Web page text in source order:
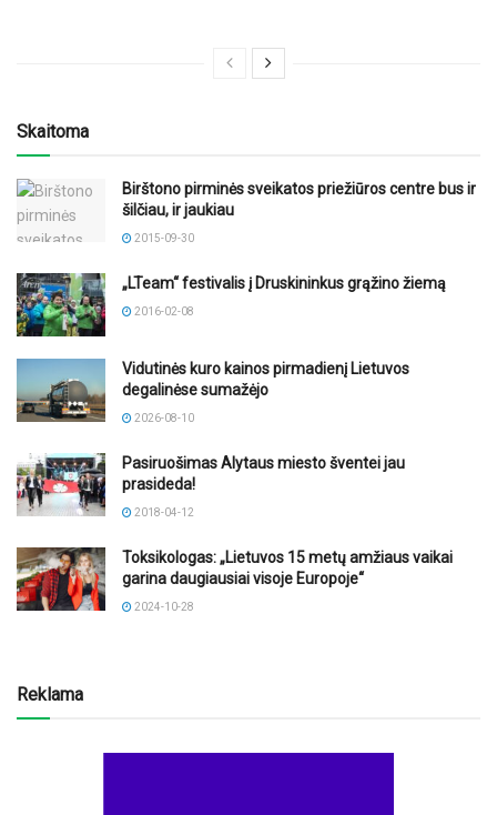
Skaitoma
Birštono pirminės sveikatos priežiūros centre bus ir
šilčiau, ir jaukiau
2015-09-30
„LTeam“ festivalis į Druskininkus grąžino žiemą
2016-02-08
Vidutinės kuro kainos pirmadienį Lietuvos
degalinėse sumažėjo
2026-08-10
Pasiruošimas Alytaus miesto šventei jau
prasideda!
2018-04-12
Toksikologas: „Lietuvos 15 metų amžiaus vaikai
garina daugiausiai visoje Europoje“
2024-10-28
Reklama